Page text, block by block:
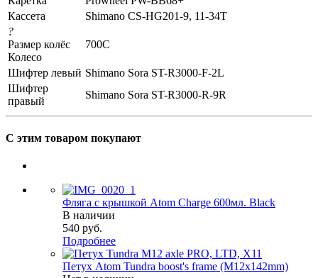
Кассета
Shimano CS-HG201-9, 11-34T
?
Размер колёс
Колесо
700C
Шифтер левый Shimano Sora ST-R3000-F-2L
Шифтер
правый
Shimano Sora ST-R3000-R-9R
С этим товаром покупают
Фляга с крышкой Atom Charge 600мл. Black
В наличии
540 руб.
Подробнее
Петух Atom Tundra boost's frame (M12x142mm)